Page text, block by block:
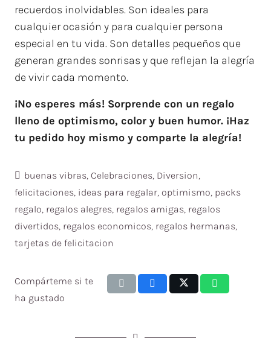
recuerdos inolvidables. Son ideales para
cualquier ocasión y para cualquier persona
especial en tu vida. Son detalles pequeños que
generan grandes sonrisas y que reflejan la alegría
de vivir cada momento.
¡No esperes más! Sorprende con un regalo
lleno de optimismo, color y buen humor. ¡Haz
tu pedido hoy mismo y comparte la alegría!
buenas vibras, Celebraciones, Diversion,
felicitaciones, ideas para regalar, optimismo, packs
regalo, regalos alegres, regalos amigas, regalos
divertidos, regalos economicos, regalos hermanas,
tarjetas de felicitacion
Compárteme si te
ha gustado